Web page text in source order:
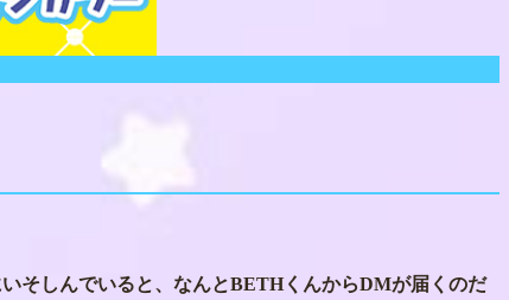
そしんでいると、なんとBETHくんからDMが届くのだ